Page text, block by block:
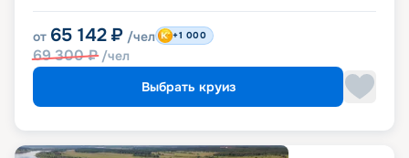
от 65 142 ₽ /чел
69 300₽ /чел
+1 000
Выбрать круиз